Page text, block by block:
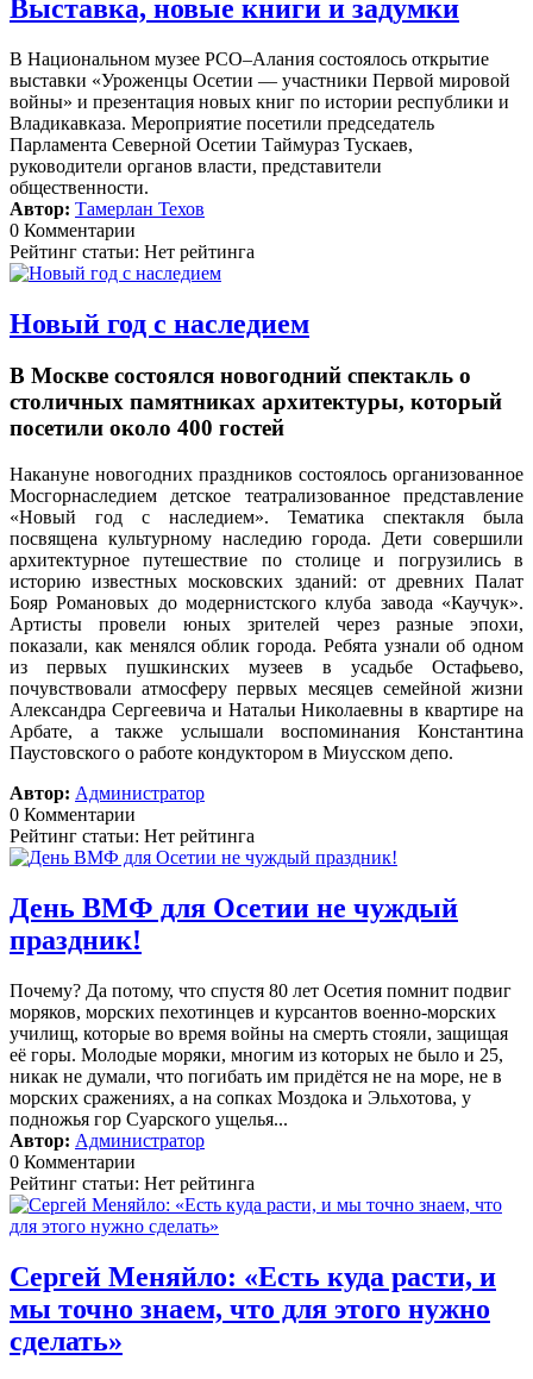
Выставка, новые книги и задумки
В Национальном музее РСО–Алания состоялось открытие
выставки «Уроженцы Осетии — участники Первой мировой
войны» и презентация новых книг по истории республики и
Владикавказа. Мероприятие посетили председатель
Парламента Северной Осетии Таймураз Тускаев,
руководители органов власти, представители
общественности.
Автор: Тамерлан Техов
0 Комментарии
Рейтинг статьи: Нет рейтинга
Новый год с наследием
В Москве состоялся новогодний спектакль о
столичных памятниках архитектуры, который
посетили около 400 гостей
Накануне новогодних праздников состоялось организованное
Мосгорнаследием детское театрализованное представление
«Новый год с наследием».
Тематика спектакля была
посвящена культурному наследию города. Дети совершили
архитектурное путешествие по столице и погрузились в
историю известных московских зданий: от древних Палат
Бояр Романовых до модернистского клуба завода «Каучук».
Артисты провели юных зрителей через разные эпохи,
показали, как менялся облик города. Ребята узнали об одном
из первых пушкинских музеев в усадьбе Остафьево,
почувствовали атмосферу первых месяцев семейной жизни
Александра Сергеевича и Натальи Николаевны в квартире на
Арбате, а также услышали воспоминания Константина
Паустовского о работе кондуктором в Миусском депо.
Автор: Администратор
0 Комментарии
Рейтинг статьи: Нет рейтинга
День ВМФ для Осетии не чуждый
праздник!
Почему? Да потому, что спустя 80 лет Осетия помнит подвиг
моряков, морских пехотинцев и курсантов военно-морских
училищ, которые во время войны на смерть стояли, защищая
её горы. Молодые моряки, многим из которых не было и 25,
никак не думали, что погибать им придётся не на море, не в
морских сражениях, а на сопках Моздока и Эльхотова, у
подножья гор Суарского ущелья...
Автор: Администратор
0 Комментарии
Рейтинг статьи: Нет рейтинга
Сергей Меняйло: «Есть куда расти, и
мы точно знаем, что для этого нужно
сделать»